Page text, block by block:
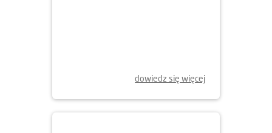
dowiedz się więcej